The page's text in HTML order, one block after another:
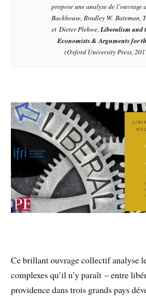
propose une analyse de l’ouvrage
Backhouse, Bradley W. Bateman,
et Dieter Plehwe,Liberalism and
Economists & Arguments for
(Oxford University Press,
Ce brillant ouvrage collectif analyse
complexes qu’il n’y paraît – entre
providence dans trois grands pays